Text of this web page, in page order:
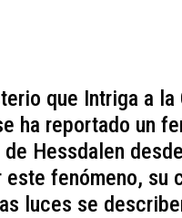
que Intriga a la
ha reportado un
Hessdalen
fenómeno, su
luces se